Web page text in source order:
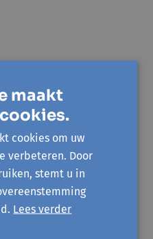
Antwerpen, afdeling
3893
9u30 tot 12u30 en 13u30
maakt
cookies om uw
verbeteren. Door
stemt u in
Lees verder